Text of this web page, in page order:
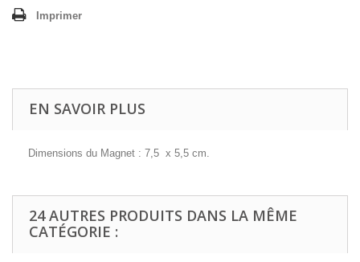
Imprimer
EN SAVOIR PLUS
Dimensions du Magnet : 7,5 x 5,5 cm.
24 AUTRES PRODUITS DANS LA MÊME
CATÉGORIE :